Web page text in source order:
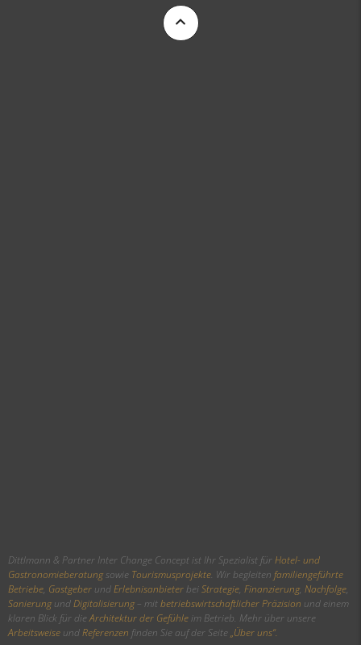
Dittlmann & Partner Inter Change Concept ist Ihr Spezialist fürHotel- und
Gastronomieberatungsowie Tourismusprojekte. Wir begleiten familiengeführte
Betriebe, Gastgeber undErlebnisanbieterbeiStrategie, Finanzierung, Nachfolge,
Sanierung undDigitalisierung – mitbetriebswirtschaftlicher Präzision und einem
klaren Blick für dieArchitektur der Gefühleim Betrieb. Mehr über unsere
Arbeitsweise undReferenzen finden Sie auf der Seite„Über uns“.